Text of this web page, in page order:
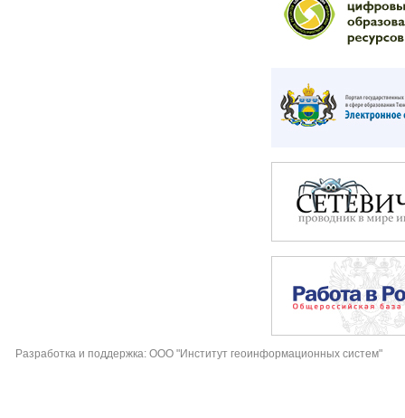
Разработка и поддержка: ООО "Институт геоинформационных систем"